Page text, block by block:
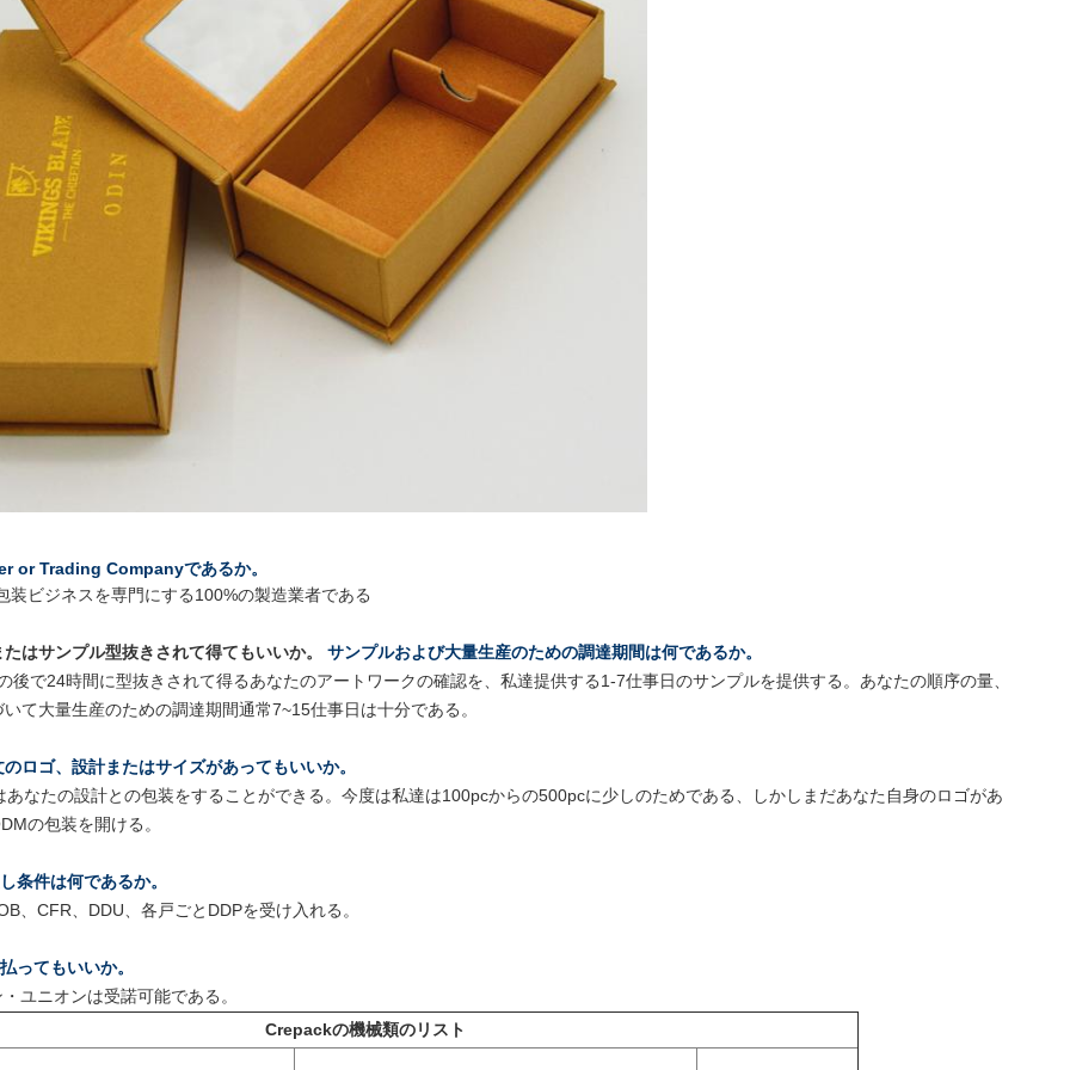
or Trading Companyであるか。
装ビジネスを専門にする100%の製造業者である
はサンプル型抜きされて得てもいいか。
サンプルおよび大量生産のための調達期間は何であるか。
後で24時間に型抜きされて得るあなたのアートワークの確認を、私達提供する1-7仕事日のサンプルを提供する。あなたの順序の量、
て大量生産のための調達期間通常7~15仕事日は十分である。
ロゴ、設計またはサイズがあってもいいか。
あなたの設計との包装をすることができる。今度は私達は100pcからの500pcに少しのためである、しかしまだあなた自身のロゴがあ
の包装を開ける。
条件は何であるか。
、CFR、DDU、各戸ごとDDPを受け入れる。
ってもいいか。
ユニオンは受諾可能である。
Crepackの機械類のリスト